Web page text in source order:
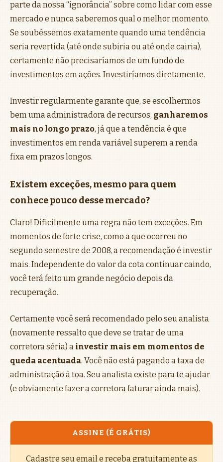
parte da nossa “ignorância” sobre como lidar com esse
mercado e nunca saberemos qual o melhor momento.
Se soubéssemos exatamente quando uma tendência
seria revertida (até onde subiria ou até onde cairia),
certamente não precisaríamos de um fundo de
investimentos em ações. Investiríamos diretamente.
Investir regularmente garante que, se escolhermos
bem uma administradora de recursos, ganharemos
mais no longo prazo, já que a tendência é que
investimentos em renda variável superem a renda
fixa em prazos longos.
Existem exceções, mesmo para quem
conhece pouco desse mercado?
Claro! Dificilmente uma regra não tem exceções. Em
momentos de forte crise, como a que ocorreu no
segundo semestre de 2008, a recomendação é investir
mais. Independente do valor da cota continuar caindo,
você terá feito um grande negócio depois da
recuperação.
Certamente você será recomendado pelo seu analista
(novamente ressalto que deve se tratar de uma
corretora séria) a investir mais em momentos de
queda acentuada. Você não está pagando a taxa de
administração à toa. Seu analista existe para te ajudar
(e obviamente fazer a corretora faturar ainda mais).
ASSINE (É GRÁTIS)
Cadastre seu email e receba gratuitamente as